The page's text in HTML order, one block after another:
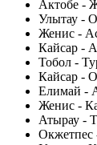
Актобе -
Улытау -
Женис -
Кайсар -
Тобол -
Кайсар -
Елимай -
Женис -
Атырау -
Окжетпес